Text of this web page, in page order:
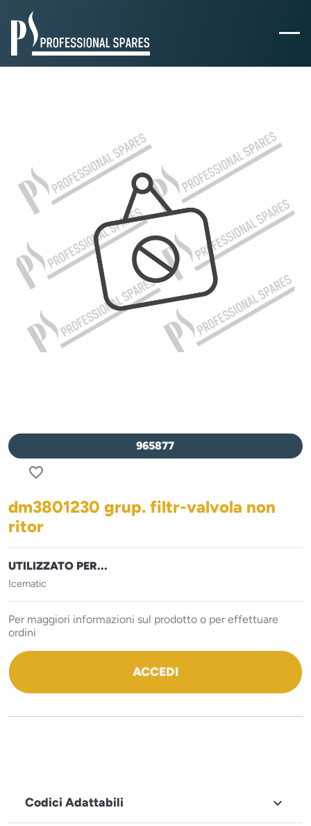
965877
favorite_border
dm3801230 grup. filtr-valvola non
ritor
UTILIZZATO PER...
Icematic
Per maggiori informazioni sul prodotto o per effettuare
ordini
ACCEDI
Codici Adattabili 